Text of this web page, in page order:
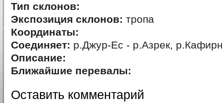
Тип склонов:
Экспозиция склонов: тропа
Координаты:
Соединяет: р.Джур-Ес - р.Азрек,
Описание:
Ближайшие перевалы:
Оставить комментарий